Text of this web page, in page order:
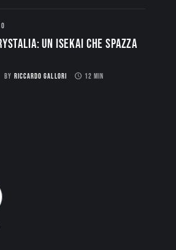
Un Isekai che spazza
BY RICCARDO GALLORI 12 MIN